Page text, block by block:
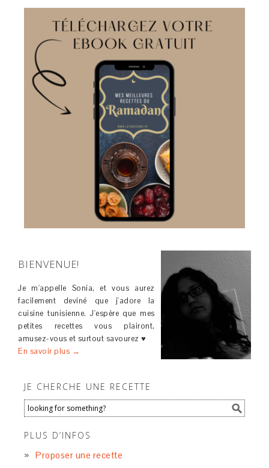
BIENVENUE!
Je m'appelle Sonia, et vous aurez
facilement deviné que j'adore la
cuisine tunisienne. J'espère que mes
petites recettes vous plairont,
amusez-vous et surtout savourez ♥
En savoir plus →
JE CHERCHE UNE RECETTE
PLUS D’INFOS
Proposer une recette